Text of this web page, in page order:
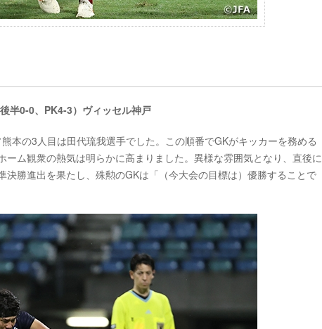
半0-0、PK4-3）ヴィッセル神戸
本の3人目は田代琉我選手でした。この順番でGKがキッカーを務める
ム観衆の熱気は明らかに高まりました。異様な雰囲気となり、直後に
勝進出を果たし、殊勲のGKは「（今大会の目標は）優勝することで